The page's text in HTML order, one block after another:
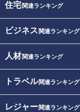
住宅関連ランキング
ビジネス 関連ランキング
人材関連ランキング
トラベル関連ランキング
レジャー関連ランキング